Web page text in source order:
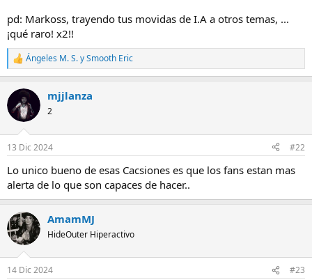
pd: Markoss, trayendo tus movidas de I.A a otros temas, ...
¡qué raro! x2!!
R
e
c
c
i
e
:
Ángeles M. S.ySmooth Eric
mjjlanza
2
13 Dic 2024 #22
Lo unico bueno de esas Cacsiones es que los fans estan mas
alerta de lo que son capaces de hacer..
AmamMJ
HideOuter Hiperactivo
14 Dic 2024 #23